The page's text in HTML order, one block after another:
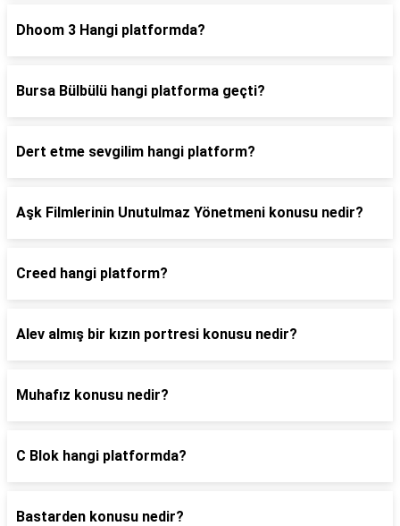
Dhoom 3 Hangi platformda?
Bursa Bülbülü hangi platforma geçti?
Dert etme sevgilim hangi platform?
Aşk Filmlerinin Unutulmaz Yönetmeni konusu nedir?
Creed hangi platform?
Alev almış bir kızın portresi konusu nedir?
Muhafız konusu nedir?
C Blok hangi platformda?
Bastarden konusu nedir?